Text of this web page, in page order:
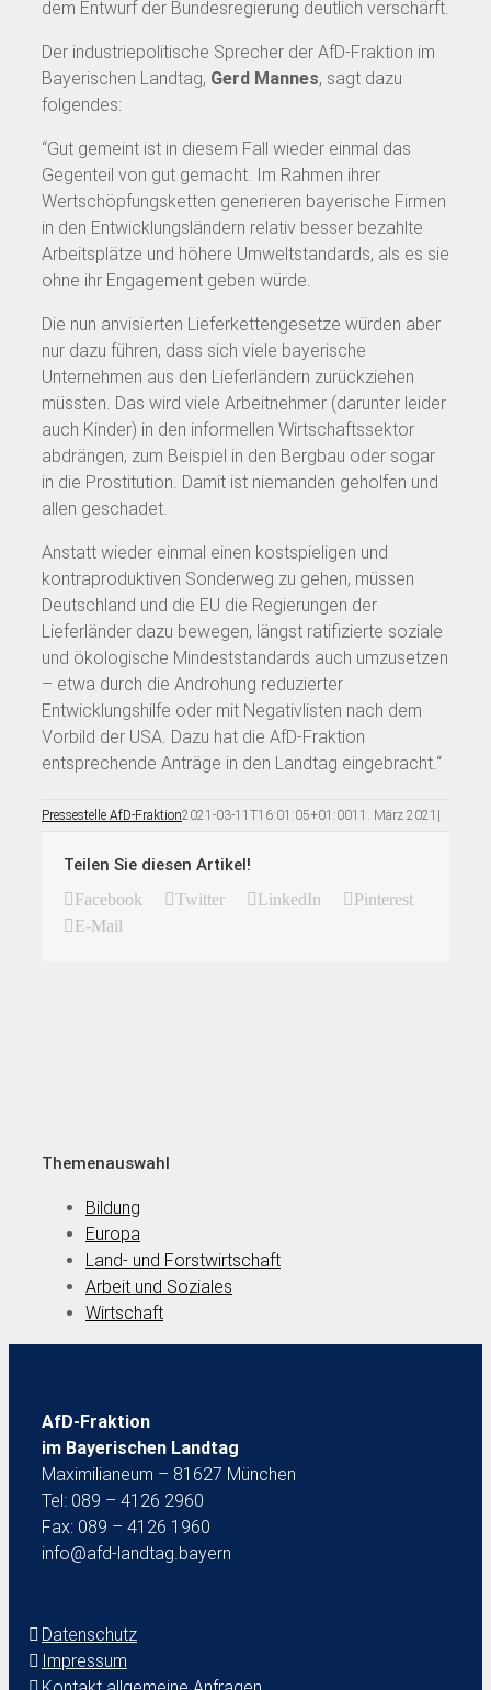
dem Entwurf der Bundesregierung deutlich verschärft.
Der industriepolitische Sprecher der AfD-Fraktion im
Bayerischen Landtag, Gerd Mannes, sagt dazu
folgendes:
“Gut gemeint ist in diesem Fall wieder einmal das
Gegenteil von gut gemacht. Im Rahmen ihrer
Wertschöpfungsketten generieren bayerische Firmen
in den Entwicklungsländern relativ besser bezahlte
Arbeitsplätze und höhere Umweltstandards, als es sie
ohne ihr Engagement geben würde.
Die nun anvisierten Lieferkettengesetze würden aber
nur dazu führen, dass sich viele bayerische
Unternehmen aus den Lieferländern zurückziehen
müssten. Das wird viele Arbeitnehmer (darunter leider
auch Kinder) in den informellen Wirtschaftssektor
abdrängen, zum Beispiel in den Bergbau oder sogar
in die Prostitution. Damit ist niemanden geholfen und
allen geschadet.
Anstatt wieder einmal einen kostspieligen und
kontraproduktiven Sonderweg zu gehen, müssen
Deutschland und die EU die Regierungen der
Lieferländer dazu bewegen, längst ratifizierte soziale
und ökologische Mindeststandards auch umzusetzen
– etwa durch die Androhung reduzierter
Entwicklungshilfe oder mit Negativlisten nach dem
Vorbild der USA. Dazu hat die AfD-Fraktion
entsprechende Anträge in den Landtag eingebracht.“
Pressestelle AfD-Fraktion2021-03-11T16:01:05+01:0011. März 2021 |
Teilen Sie diesen Artikel!
Facebook Twitter LinkedIn
Pinterest
E-Mail
Themenauswahl
Bildung
Europa
Land- und Forstwirtschaft
Arbeit und Soziales
Wirtschaft
AfD-Fraktion
im Bayerischen Landtag
Maximilianeum – 81627 München
Tel: 089 – 4126 2960
Fax: 089 – 4126 1960
info@afd-landtag.bayern
Datenschutz
Impressum